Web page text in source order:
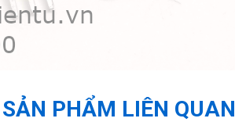
SẢN PHẨM LIÊN QUAN